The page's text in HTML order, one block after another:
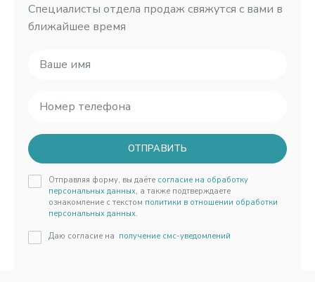
Специалисты отдела продаж свяжутся с вами в
ближайшее время
ОТПРАВИТЬ
Отправляя форму, вы даёте согласие на обработку
персональных данных, а также подтверждаете
ознакомление с текстом политики в отношении обработки
персональных данных.
Даю согласие на получение смс-уведомлений